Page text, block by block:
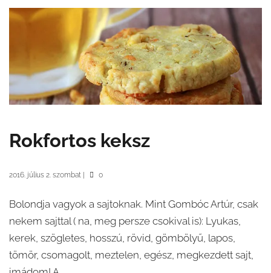
Rokfortos keksz
2016. július 2. szombat 0
Bolondja vagyok a sajtoknak. Mint Gombóc Artúr, csak
nekem sajttal ( na, meg persze csokival is): Lyukas,
kerek, szögletes, hosszú, rövid, gömbölyű, lapos,
tömör, csomagolt, meztelen, egész, megkezdett sajt,